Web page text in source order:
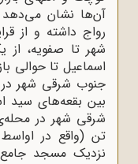
آن‌ها نشان می‌دهد
رواج داشته و از
شهر تا صفویه،
اسماعیل تا حوالی
جنوب شرقی شهر
بین بقعه‌های سید
شرقی شهر در
تن (واقع در اواسط
نزدیک مسجد جامع